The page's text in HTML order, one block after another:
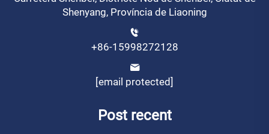
Shenyang, Província de Liaoning
+86-15998272128
[email protected]
Post recent